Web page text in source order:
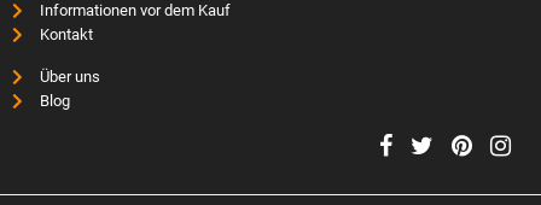
Informationen vor dem Kauf
Kontakt
Über uns
Blog